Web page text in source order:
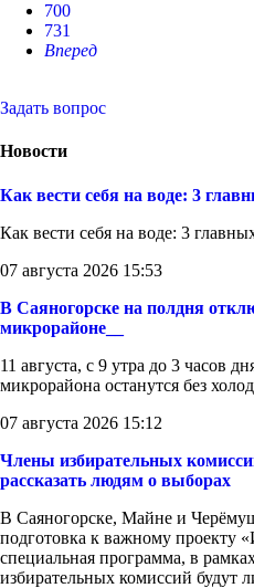
700
731
Вперед
Задать вопрос
Новости
Как вести себя на воде: 3
Как вести себя на воде: 3
07 августа 2026 15:53
В Саяногорске на полдня
микрорайоне__
11 августа, с 9 утра до 3 часов
микрорайона останутся без
07 августа 2026 15:12
Члены избирательных
рассказать людям о выборах
В Саяногорске, Майне и
подготовка к важному
специальная программа, в
избирательных комиссий будут